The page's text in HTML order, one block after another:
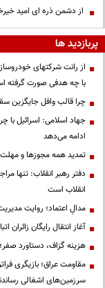
از دشمن ذره ای امید
پربازدید ها
از رانت‌ شرکتهای
با چه هدفی صورت گرفته
چرا قالب وافل جایگزین
جهاد اسلامی: اسرائیل با
ادامه می‌دهد
تمدید همه مجوزها و
دفتر رهبر انقلاب: تنها
انقلاب است
مدالِ اعتماد؛ روایت
آغاز انتقال رایگان زائران
هزینه گزاف، دستاورد
مقاومت عراق؛ بازیگری
سرزمین‌های اشغالی